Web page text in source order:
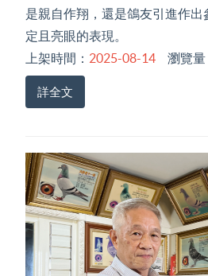
是親自作翔，還是鴿友引進作
定且亮眼的表現。
上架時間： 2025-08-14 瀏覽量
詳全文